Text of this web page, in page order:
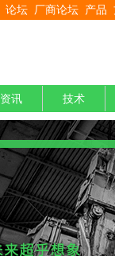
论坛 厂商论坛 产品
资讯 技术